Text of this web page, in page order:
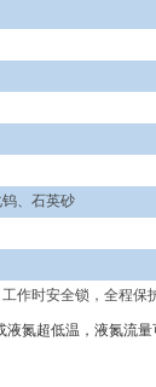
、石英砂
作时安全锁，全程保
氮超低温，液氮流